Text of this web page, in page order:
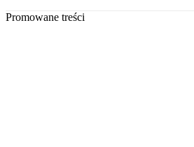
Promowane treści